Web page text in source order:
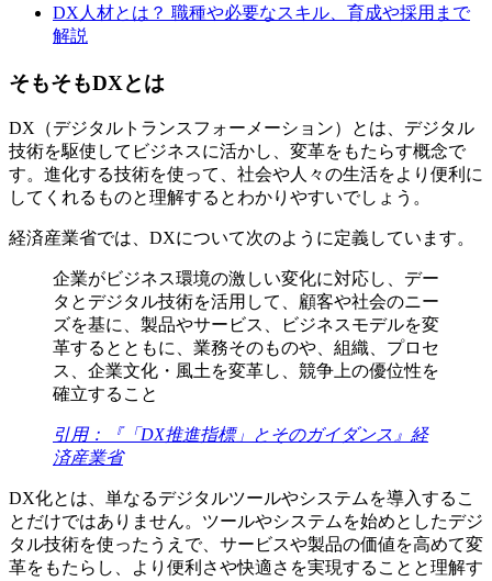
DX人材とは？ 職種や必要なスキル、育成や採用まで
解説
そもそもDXとは
DX（デジタルトランスフォーメーション）とは、デジタル
技術を駆使してビジネスに活かし、変革をもたらす概念で
す。進化する技術を使って、社会や人々の生活をより便利に
してくれるものと理解するとわかりやすいでしょう。
経済産業省では、DXについて次のように定義しています。
企業がビジネス環境の激しい変化に対応し、デー
タとデジタル技術を活用して、顧客や社会のニー
ズを基に、製品やサービス、ビジネスモデルを変
革するとともに、業務そのものや、組織、プロセ
ス、企業文化・風土を変革し、競争上の優位性を
確立すること
引用：『「DX推進指標」とそのガイダンス』経
済産業省
DX化とは、単なるデジタルツールやシステムを導入するこ
とだけではありません。ツールやシステムを始めとしたデジ
タル技術を使ったうえで、サービスや製品の価値を高めて変
革をもたらし、より便利さや快適さを実現することと理解す